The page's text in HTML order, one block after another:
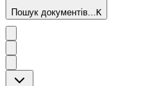
Пошук документів...K